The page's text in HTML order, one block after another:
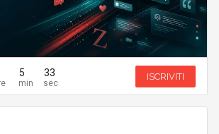
5 32 ISCRIVITI